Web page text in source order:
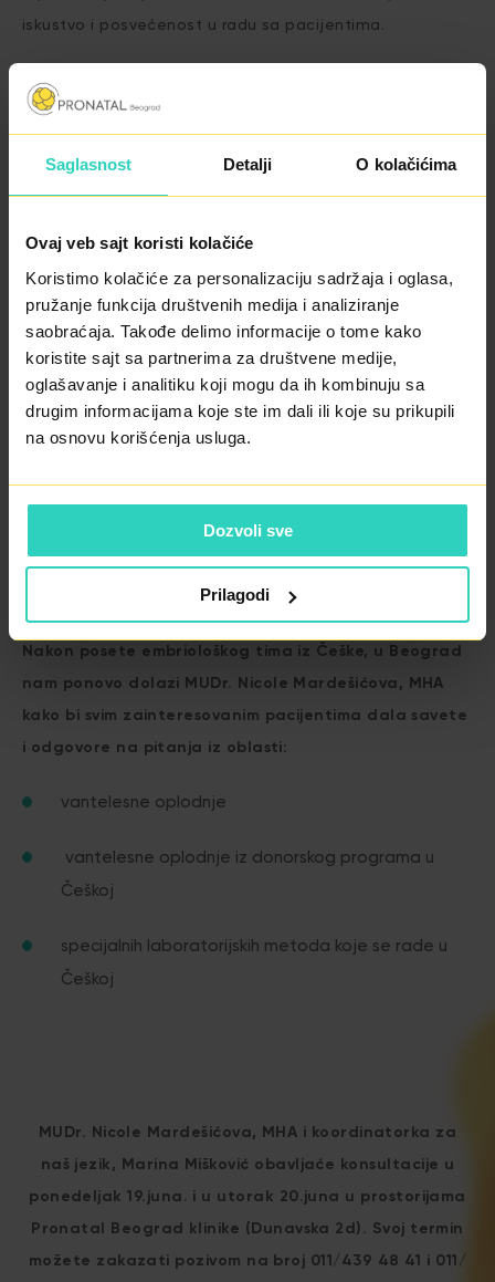
Saglasnost Detalji O kolačićima
Ovaj veb sajt koristi kolačiće
Koristimo kolačiće za personalizaciju sadržaja i oglasa,
pružanje funkcija društvenih medija i analiziranje
saobraćaja. Takođe delimo informacije o tome kako
koristite sajt sa partnerima za društvene medije,
oglašavanje i analitiku koji mogu da ih kombinuju sa
drugim informacijama koje ste im dali ili koje su prikupili
na osnovu korišćenja usluga.
Dozvoli sve
Prilagodi
iskustvo i posvećenost u radu sa pacijentima.
U svojim intervjuima MUDr. Nicole Mardešićova, MHA
ističe važnost posvećenosti i ljudskog pristupa
pacijentima kao ključ dobre saradnje između lekara i
pacijenata kako bi se došlo do željenog rezultata.
Nakon posete embriološkog tima iz Češke, u Beograd
nam ponovo dolazi MUDr. Nicole Mardešićova, MHA
kako bi svim zainteresovanim pacijentima dala savete
i odgovore na pitanja iz oblasti:
vantelesne oplodnje
vantelesne oplodnje iz donorskog programa u
Češkoj
specijalnih laboratorijskih metoda koje se rade u
Češkoj
MUDr. Nicole Mardešićova, MHA i koordinatorka za
naš jezik, Marina Mišković obavljaće konsultacije u
ponedeljak 19.juna. i u utorak 20.juna u prostorijama
Pronatal Beograd klinike (Dunavska 2d). Svoj termin
možete zakazati pozivom na broj 011/439 48 41 i 011/